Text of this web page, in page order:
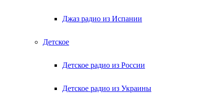
Джаз радио из Испании
Детское
Детское радио из России
Детское радио из Украины